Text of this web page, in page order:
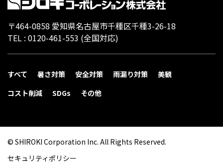
〒464-0858 愛知県名古屋市千種区千種3-26-18
TEL : 0120-461-553 (全国対応)
すべて 暑さ対策 安全対策 雨漏り対策
美観
コスト削減
SDGs その他
© SHIROKI Corporation Inc. All Rights Reserved.
セキュリティポリシー